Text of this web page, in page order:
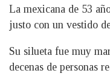
La mexicana de 53
justo con un vestido
Su silueta fue muy
decenas de personas